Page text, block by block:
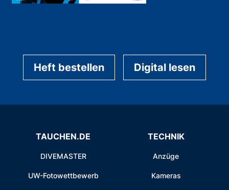
Heft bestellen Digital lesen
TAUCHEN.DE
DIVEMASTER
UW-Fotowettbewerb
TECHNIK
Anzüge
Kameras